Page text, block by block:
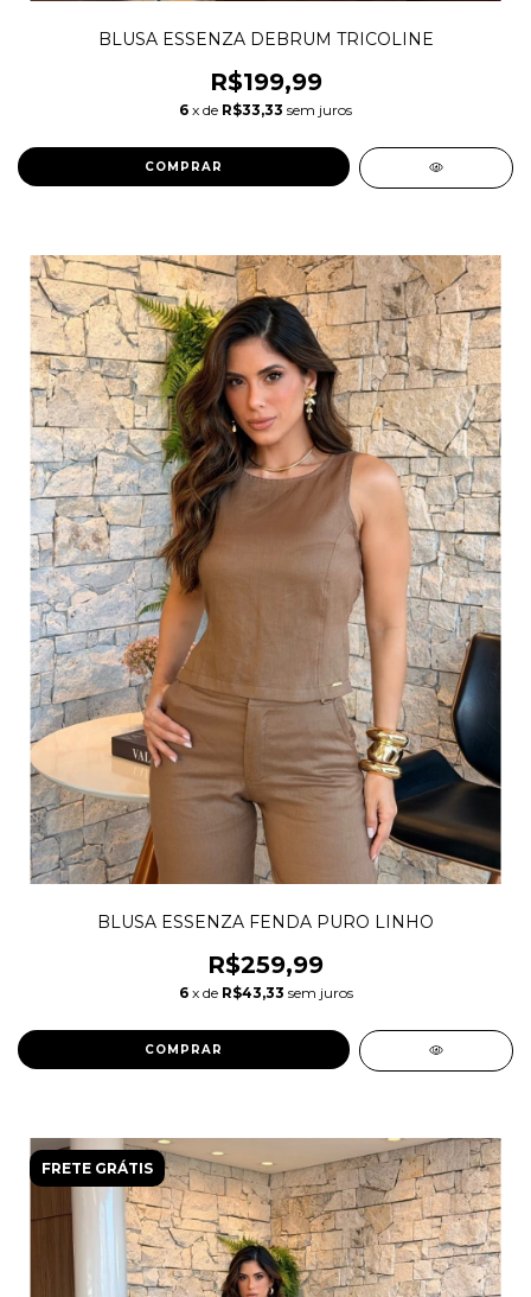
BLUSA ESSENZA DEBRUM TRICOLINE
R$199,99
6 x de R$33,33 sem juros
COMPRAR
BLUSA ESSENZA FENDA PURO LINHO
R$259,99
6 x de R$43,33 sem juros
COMPRAR
FRETE GRÁTIS